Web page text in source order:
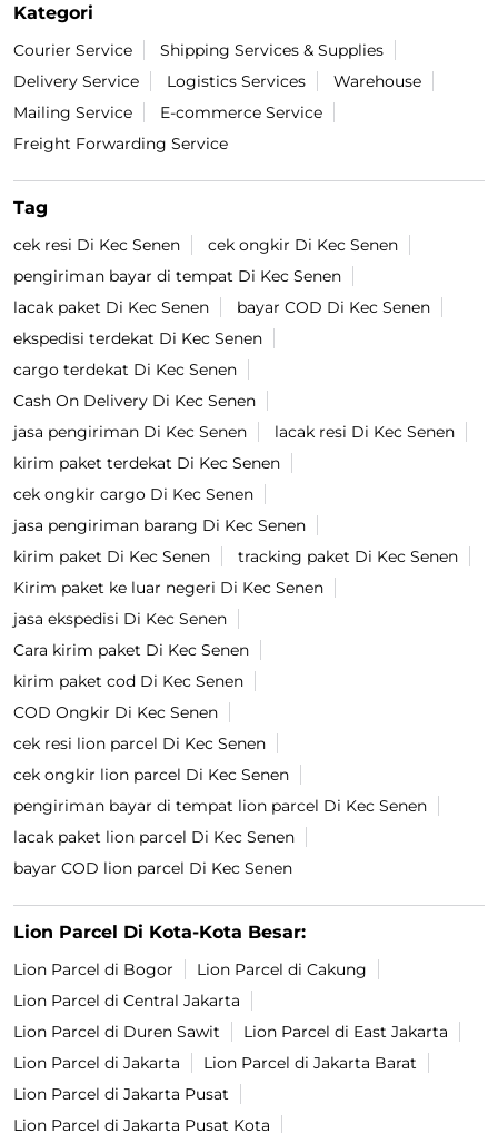
Kategori
Courier Service
Shipping Services & Supplies
Delivery Service
Logistics Services
Warehouse
Mailing Service
E-commerce Service
Freight Forwarding Service
Tag
cek resi Di Kec Senen
cek ongkir Di Kec Senen
pengiriman bayar di tempat Di Kec Senen
lacak paket Di Kec Senen
bayar COD Di Kec Senen
ekspedisi terdekat Di Kec Senen
cargo terdekat Di Kec Senen
Cash On Delivery Di Kec Senen
jasa pengiriman Di Kec Senen
lacak resi Di Kec Senen
kirim paket terdekat Di Kec Senen
cek ongkir cargo Di Kec Senen
jasa pengiriman barang Di Kec Senen
kirim paket Di Kec Senen
tracking paket Di Kec Senen
Kirim paket ke luar negeri Di Kec Senen
jasa ekspedisi Di Kec Senen
Cara kirim paket Di Kec Senen
kirim paket cod Di Kec Senen
COD Ongkir Di Kec Senen
cek resi lion parcel Di Kec Senen
cek ongkir lion parcel Di Kec Senen
pengiriman bayar di tempat lion parcel Di Kec Senen
lacak paket lion parcel Di Kec Senen
bayar COD lion parcel Di Kec Senen
Lion Parcel Di Kota-Kota Besar:
Lion Parcel di Bogor
Lion Parcel di Cakung
Lion Parcel di Central Jakarta
Lion Parcel di Duren Sawit
Lion Parcel di East Jakarta
Lion Parcel di Jakarta
Lion Parcel di Jakarta Barat
Lion Parcel di Jakarta Pusat
Lion Parcel di Jakarta Pusat Kota